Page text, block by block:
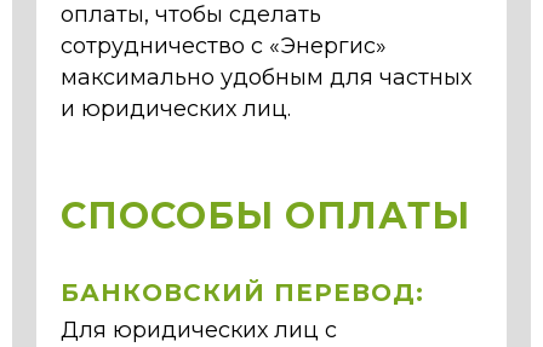
оплаты, чтобы сделать
сотрудничество с «Энергис»
максимально удобным для частных
и юридических лиц.
СПОСОБЫ ОПЛАТЫ
БАНКОВСКИЙ ПЕРЕВОД:
Для юридических лиц с